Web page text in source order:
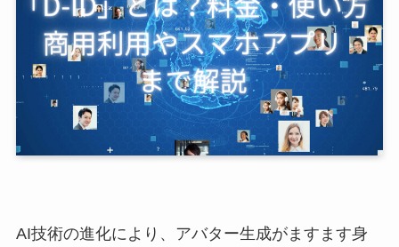
AI技術の進化により、アバター生成がますます身